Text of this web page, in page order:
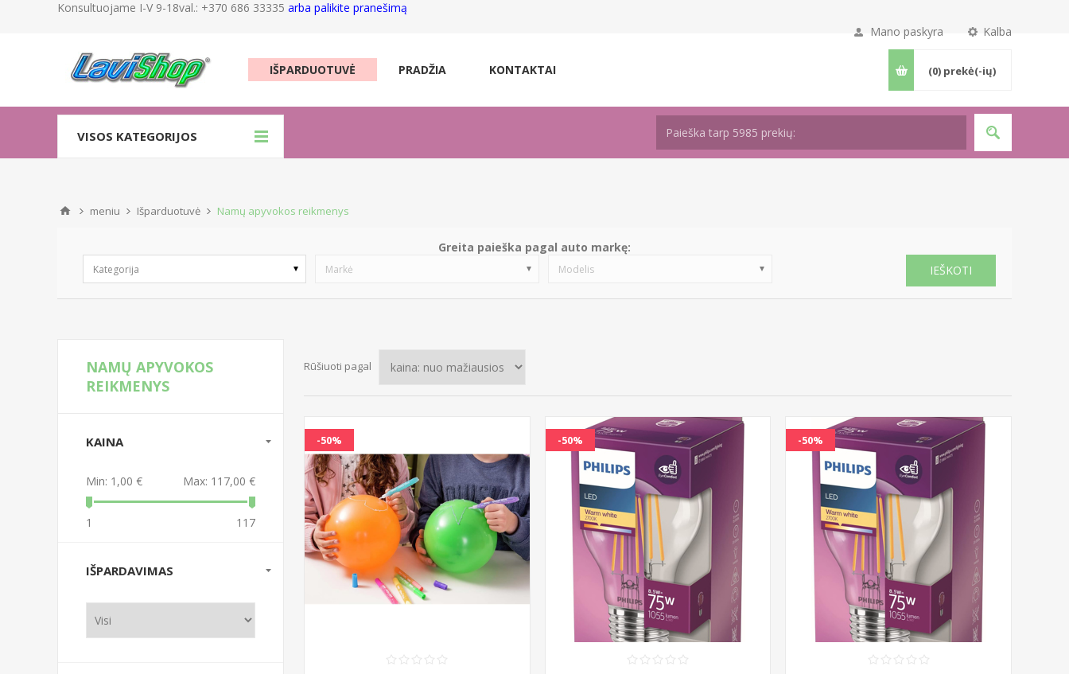
Konsultuojame I-V 9-18val.: +370 686 33335 arba palikite pranešimą
Kalba
Mano paskyra
IŠPARDUOTUVĖ PRADŽIA KONTAKTAI (0) prekė(-ių)
VISOS KATEGORIJOS
meniu Išparduotuvė Namų apyvokos reikmenys
Greita paieška pagal auto markę:
Kategorija Markė Modelis IEŠKOTI
Rūšiuoti pagal
-50% -50% -50%
NAMŲ APYVOKOS
REIKMENYS
KAINA
Min: 1,00 € Max: 117,00 €
1 117
IŠPARDAVIMAS